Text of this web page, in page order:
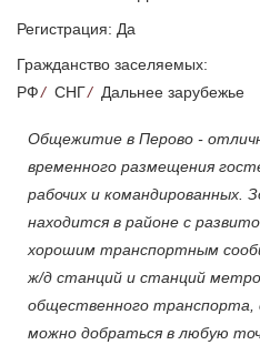
Регистрация: Да
Гражданство заселяемых:
РФ/ СНГ/ Дальнее зарубежье
Общежитие в Перово -
временного размещения
рабочих и командированных.
находится в районе с
хорошим транспортным
ж/д станций и станций
общественного транспорта,
можно добраться в любую